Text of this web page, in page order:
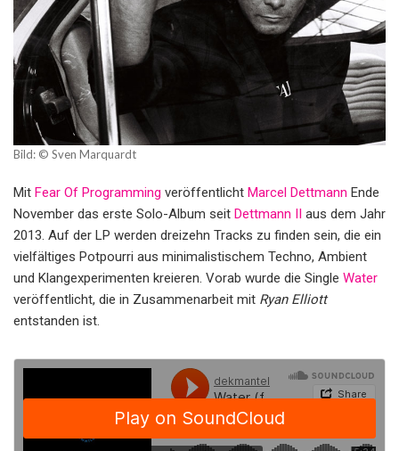
Bild: © Sven Marquardt
Mit Fear Of Programming veröffentlicht Marcel Dettmann Ende
November das erste Solo-Album seit Dettmann II aus dem Jahr
2013. Auf der LP werden dreizehn Tracks zu finden sein, die ein
vielfältiges Potpourri aus minimalistischem Techno, Ambient
und Klangexperimenten kreieren. Vorab wurde die Single Water
veröffentlicht, die in Zusammenarbeit mit Ryan Elliott
entstanden ist.